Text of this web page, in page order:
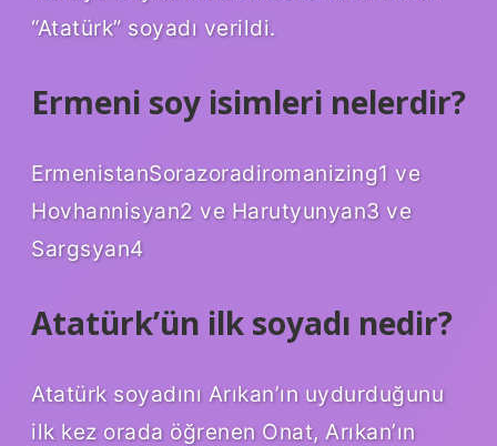
“Atatürk” soyadı verildi.
Ermeni soy isimleri nelerdir?
ErmenistanSorazoradiromanizing1 ve
Hovhannisyan2 ve Harutyunyan3 ve
Sargsyan4
Atatürk’ün ilk soyadı nedir?
Atatürk soyadını Arıkan’ın uydurduğunu
ilk kez orada öğrenen Onat, Arıkan’ın